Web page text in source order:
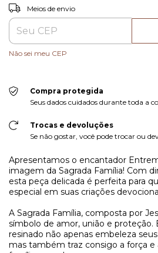
Entregas para o CEP:
Meios de envio
Não sei meu CEP
Compra protegida
Seus dados cuidados durante toda a
Trocas e devoluções
Se não gostar, você pode trocar ou
Apresentamos o encantador
imagem da Sagrada Família! Com
esta peça delicada é perfeita para
especial em suas criações
A Sagrada Família, composta por
símbolo de amor, união e proteção.
resinado não apenas embeleza
mas também traz consigo a força e